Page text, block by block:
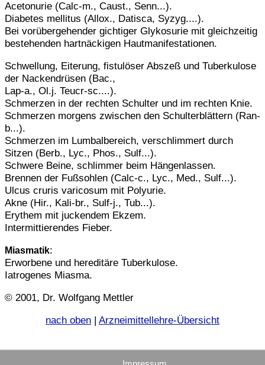
Acetonurie (Calc-m., Caust., Senn...).
Diabetes mellitus (Allox., Datisca, Syzyg....).
Bei vorübergehender gichtiger Glykosurie mit gleichzeitig
bestehenden hartnäckigen Hautmanifestationen.
Schwellung, Eiterung, fistulöser Abszeß und Tuberkulose
der Nackendrüsen (Bac.,
Lap-a., Ol.j. Teucr-sc....).
Schmerzen in der rechten Schulter und im rechten Knie.
Schmerzen morgens zwischen den Schulterblättern (Ran-
b...).
Schmerzen im Lumbalbereich, verschlimmert durch
Sitzen (Berb., Lyc., Phos., Sulf...).
Schwere Beine, schlimmer beim Hängenlassen.
Brennen der Fußsohlen (Calc-c., Lyc., Med., Sulf...).
Ulcus cruris varicosum mit Polyurie.
Akne (Hir., Kali-br., Sulf-j., Tub...).
Erythem mit juckendem Ekzem.
Intermittierendes Fieber.
Miasmatik:
Erworbene und hereditäre Tuberkulose.
Iatrogenes Miasma.
© 2001, Dr. Wolfgang Mettler
nach oben | Arzneimittellehre-Übersicht